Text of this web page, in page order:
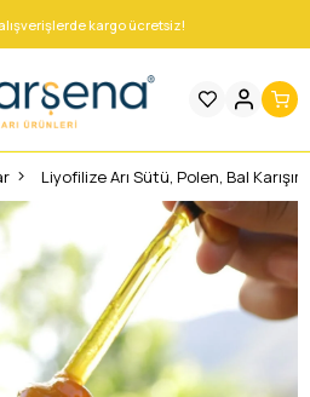
kargo ücretsiz!
Liyofilize Arı Sütü, Polen, Bal